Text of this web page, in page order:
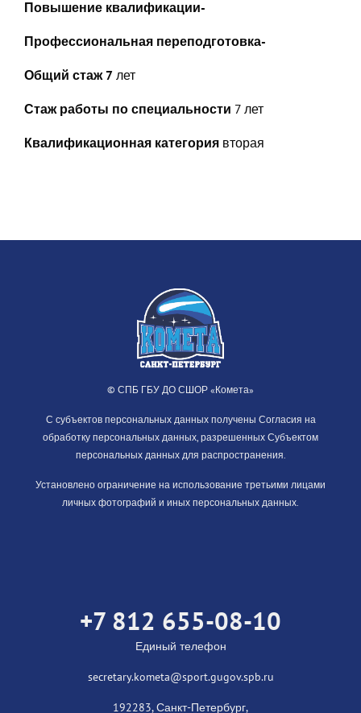
Повышение квалификации-
Профессиональная переподготовка-
Общий стаж 7 лет
Стаж работы по специальности 7 лет
Квалификационная категория вторая
© СПБ ГБУ ДО СШОР «Комета»
С субъектов персональных данных получены Согласия на
обработку персональных данных, разрешенных Субъектом
персональных данных для распространения.
Установлено ограничение на использование третьими лицами
личных фотографий и иных персональных данных.
+7 812 655-08-10
Единый телефон
secretary.kometa@sport.gugov.spb.ru
192283, Санкт-Петербург,